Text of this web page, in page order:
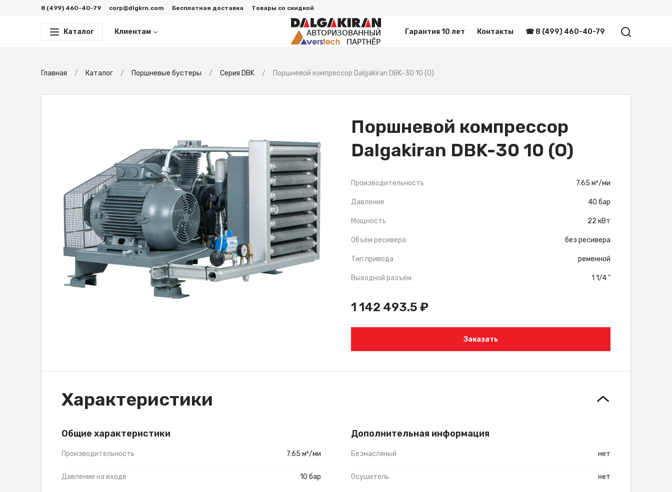
8 (499) 460-40-79 corp@dlgkrn.com Бесплатная доставка Товары со скидкой
Каталог Клиентам Гарантия 10 лет Контакты ☎ 8 (499) 460-40-79
Главная Каталог Поршневые бустеры Серия DBK Поршневой компрессор Dalgakiran DBK-30 10 (O)
Поршневой компрессор
Dalgakiran DBK-30 10 (O)
Производительность 7.65 м³/ми
Давление 40 бар
Мощность 22 кВт
Объём ресивера без ресивера
Тип привода ременной
Выходной разъём 1 1/4 "
1 142 493.5 ₽
Заказать
Характеристики
Общие характеристики
Производительность 7.65 м³/ми
Давление на входе 10 бар
Дополнительная информация
Безмасляный нет
Осушитель нет